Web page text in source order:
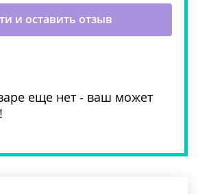
еще нет - ваш может
и оставить отзыв